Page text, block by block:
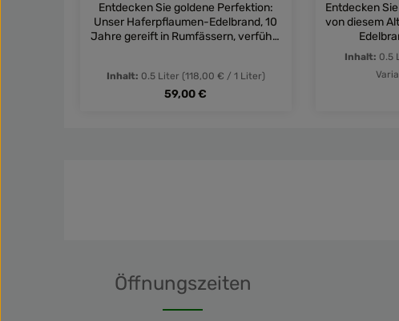
Entdecken Sie goldene Perfektion:
Unser Haferpflaumen-Edelbrand, 10
Jahre gereift in Rumfässern, verführt
Brände wie Grappa!
Inhalt: 0.5 Liter (118,00 € / 1 Liter)
Regulärer Preis:
59,00 €
Entdecken
von diesem
Digestif
Inhalt: 0.5
Öffnungszeiten